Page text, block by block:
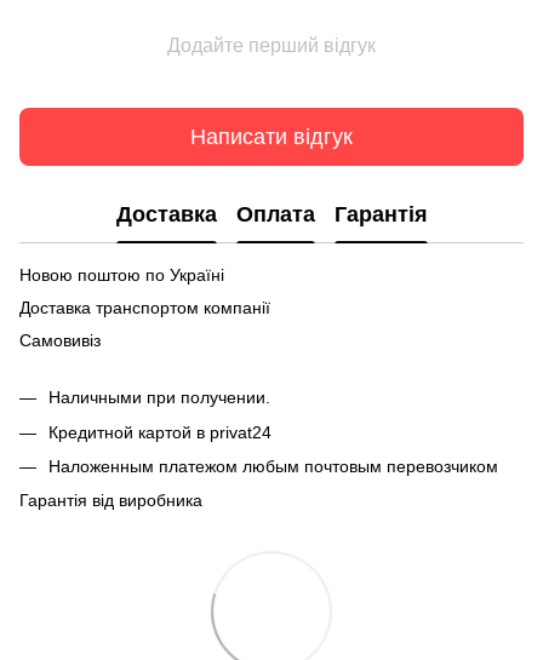
Додайте перший відгук
Написати відгук
Доставка Оплата Гарантія
Новою поштою по Україні
Доставка транспортом компанії
Самовивіз
Наличными при получении.
Кредитной картой в privat24
Наложенным платежом любым почтовым перевозчиком
Гарантія від виробника